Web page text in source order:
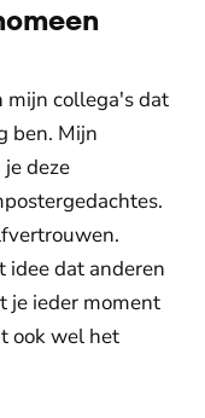
mijn collega's dat
ben. Mijn
deze
idee dat anderen
je ieder moment
ook wel het